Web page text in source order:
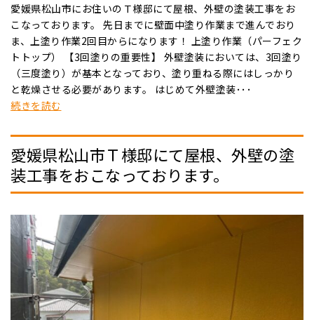
愛媛県松山市にお住いのＴ様邸にて屋根、外壁の塗装工事をお
こなっております。 先日までに壁面中塗り作業まで進んでおり
ま、上塗り作業2回目からになります！ 上塗り作業（パーフェク
トトップ） 【3回塗りの重要性】 外壁塗装においては、3回塗り
（三度塗り）が基本となっており、塗り重ねる際にはしっかり
と乾燥させる必要があります。 はじめて外壁塗装･･･
続きを読む
愛媛県松山市Ｔ様邸にて屋根、外壁の塗
装工事をおこなっております。